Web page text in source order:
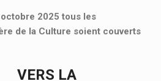
2025 tous les
de la Culture soient couverts
VERS LA